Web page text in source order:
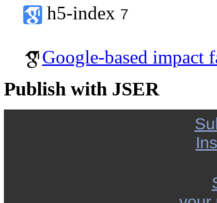
h5-index 7
Google-based impact
Publish with JSER